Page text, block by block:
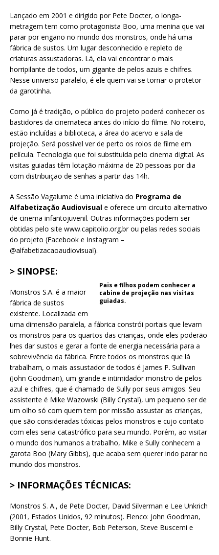
Lançado em 2001 e dirigido por Pete Docter, o longa-
metragem tem como protagonista Boo, uma menina que vai
parar por engano no mundo dos monstros, onde há uma
fábrica de sustos. Um lugar desconhecido e repleto de
criaturas assustadoras. Lá, ela vai encontrar o mais
horripilante de todos, um gigante de pelos azuis e chifres.
Nesse universo paralelo, é ele quem vai se tornar o protetor
da garotinha.
Como já é tradição, o público do projeto poderá conhecer os
bastidores da cinemateca antes do início do filme. No roteiro,
estão incluídas a biblioteca, a área do acervo e sala de
projeção. Será possível ver de perto os rolos de filme em
película. Tecnologia que foi substituída pelo cinema digital. As
visitas guiadas têm lotação máxima de 20 pessoas por dia
com distribuição de senhas a partir das 14h.
A Sessão Vagalume é uma iniciativa do Programa de
Alfabetização Audiovisual e oferece um circuito alternativo
de cinema infantojuvenil. Outras informações podem ser
obtidas pelo site www.capitolio.org.br ou pelas redes sociais
do projeto (Facebook e Instagram –
@alfabetizacaoaudiovisual).
Pais e filhos podem conhecer a
cabine de projeção nas visitas
guiadas.
> SINOPSE:
Monstros S.A. é a maior
fábrica de sustos
existente. Localizada em
uma dimensão paralela, a fábrica constrói portais que levam
os monstros para os quartos das crianças, onde eles poderão
lhes dar sustos e gerar a fonte de energia necessária para a
sobrevivência da fábrica. Entre todos os monstros que lá
trabalham, o mais assustador de todos é James P. Sullivan
(John Goodman), um grande e intimidador monstro de pelos
azul e chifres, que é chamado de Sully por seus amigos. Seu
assistente é Mike Wazowski (Billy Crystal), um pequeno ser de
um olho só com quem tem por missão assustar as crianças,
que são consideradas tóxicas pelos monstros e cujo contato
com eles seria catastrófico para seu mundo. Porém, ao visitar
o mundo dos humanos a trabalho, Mike e Sully conhecem a
garota Boo (Mary Gibbs), que acaba sem querer indo parar no
mundo dos monstros.
> INFORMAÇÕES TÉCNICAS:
Monstros S. A., de Pete Docter, David Silverman e Lee Unkrich
(2001, Estados Unidos, 92 minutos). Elenco: John Goodman,
Billy Crystal, Pete Docter, Bob Peterson, Steve Buscemi e
Bonnie Hunt.